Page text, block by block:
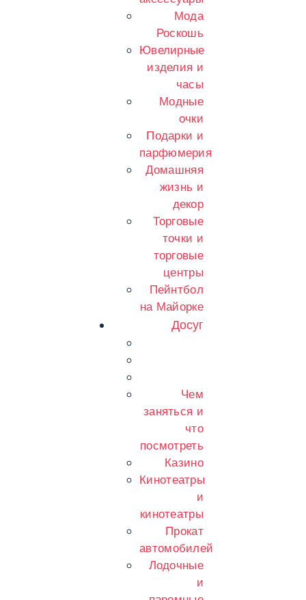
Мода
Роскошь
Ювелирные
изделия и
часы
Модные
очки
Подарки и
парфюмерия
Домашняя
жизнь и
декор
Торговые
точки и
торговые
центры
Пейнтбол
на Майорке
Досуг
Чем
заняться и
что
посмотреть
Казино
Кинотеатры
и
кинотеатры
Прокат
автомобилей
Лодочные
и